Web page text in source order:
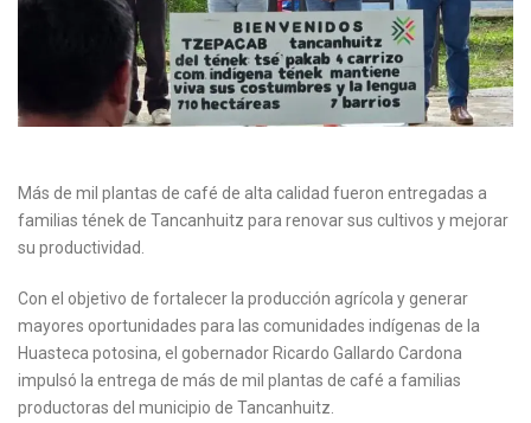
Más de mil plantas de café de alta calidad fueron entregadas a
familias tének de Tancanhuitz para renovar sus cultivos y mejorar
su productividad.
Con el objetivo de fortalecer la producción agrícola y generar
mayores oportunidades para las comunidades indígenas de la
Huasteca potosina, el gobernador Ricardo Gallardo Cardona
impulsó la entrega de más de mil plantas de café a familias
productoras del municipio de Tancanhuitz.